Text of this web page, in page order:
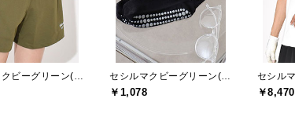
￥1,078 ￥8,470